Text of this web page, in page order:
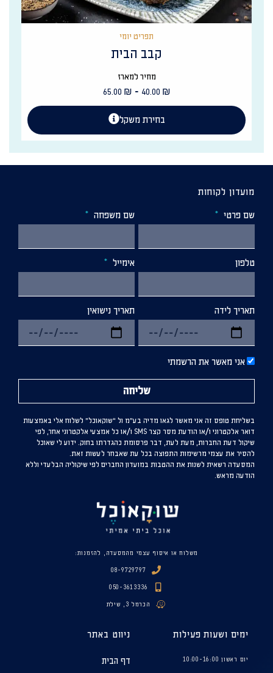
תפריט יומי
קבב הבית
מחיר למארז
40.00 ₪
-
65.00 ₪
בחירת משקל
משלוח או איסוף עצמי מהמסעדה, להזמנות:
08-9729797
050-3613336
הכרמל 3, שילת
ימים ושעות פעילות
יום ראשון 10:00-16:00
ניווט באתר
דף הבית
מועדון לקוחות
שם פרטי
שם משפחה
טלפון אימייל
תאריך לידה תאריך נישואין
אני מאשר את הרשמתי
שליחה
בשליחת טופס זה אני מאשר לגאו מדיה בע”מ ול “שוקאוכל” לשלוח אלי באמצעות
דואר אלקטרוני ו/או הודעת מסר קצר SMS ו/או כל אמצעי אלקטרוני אחר, לפי
שיקול דעת החברות, מעת לעת, דבר פרסומת כהגדרתו בחוק. ידוע לי שאוכל
להסיר את עצמי מרשימות התפוצה בכל עת שאבחר לעשות זאת.
המסעדה רשאית לשנות את ההטבות במועדון החברים לפי שיקוליה הבלעדי וללא
הודעה מראש.